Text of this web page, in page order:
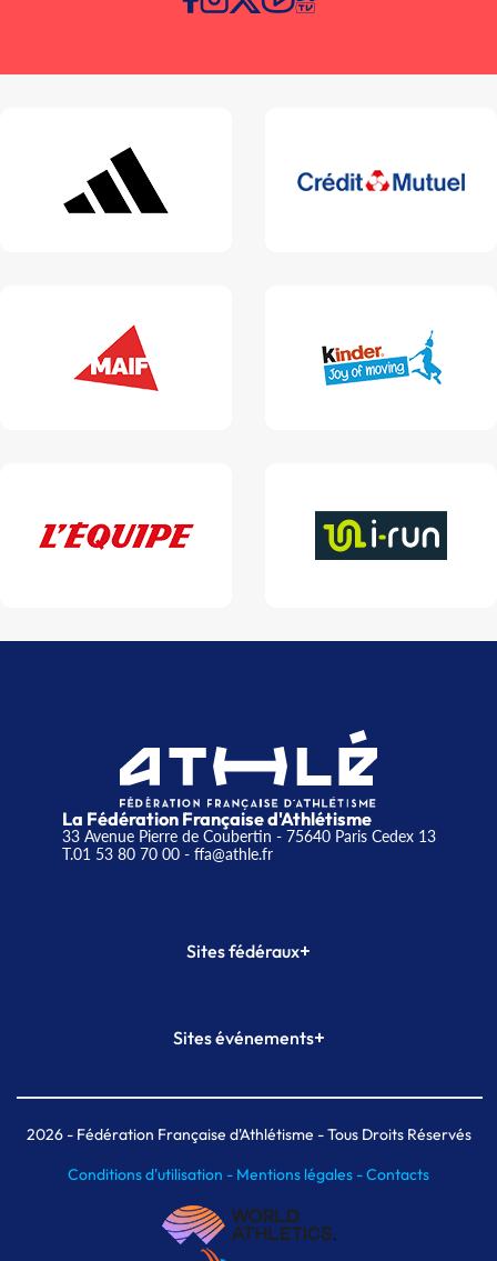
La Fédération Française d'Athlétisme
33 Avenue Pierre de Coubertin - 75640 Paris Cedex 13
T.01 53 80 70 00- ffa@athle.fr
Sites fédéraux+
Plateforme Formation
Sites événements+
Meeting de Paris indoor
MAIF Ekiden de Paris
2026- Fédération Française d'Athlétisme - Tous Droits Réservés
Conditions d'utilisation - Mentions légales -Contacts